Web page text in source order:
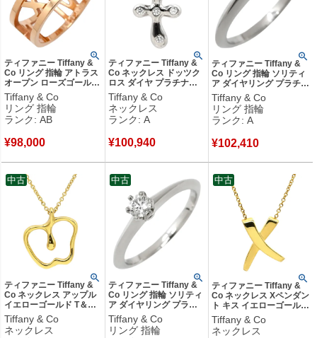
ティファニー Tiffany &
Co リング 指輪 アトラス
オープン ローズゴールド
ピンクゴールド T&Co.
18K 750 PG 7.5号
【箱】 【中古】中古品
Tiffany & Co
リング 指輪
ランク: AB
¥98,000
ティファニー Tiffany &
Co ネックレス ドッツク
ロス ダイヤ プラチナシ
ルバー エルサ ペレッテ
ィ Pt950 プラチナ 十字
架 【中古】中古美品
Tiffany & Co
ネックレス
ランク: A
¥100,940
ティファニー Tiffany &
Co リング 指輪 ソリティ
ア ダイヤリング プラチナ
シルバー T＆Co. 一粒 1P
立爪 VS1 0.32ct プラチ
ナ950 11.5号 【中古】中
古美品
Tiffany & Co
リング 指輪
ランク: A
¥102,410
ティファニー Tiffany &
Co ネックレス アップル
イエローゴールド T＆Co.
エルサペレッティ リンゴ
Au750 YG 【中古】新品
同様品
Tiffany & Co
ネックレス
中古
ティファニー Tiffany &
Co リング 指輪 ソリティ
ア ダイヤリング プラチ
ナシルバー T＆Co. 一粒
1P 立爪 0.20ct プラチナ
950 11.5号 【箱】 【中
Tiffany & Co
リング 指輪
中古
ティファニー Tiffany &
Co ネックレス Xペンダン
ト キス イエローゴールド
T＆Co. 18K 750 YG パロ
マピカソ 【中古】中古品
Tiffany & Co
ネックレス
中古